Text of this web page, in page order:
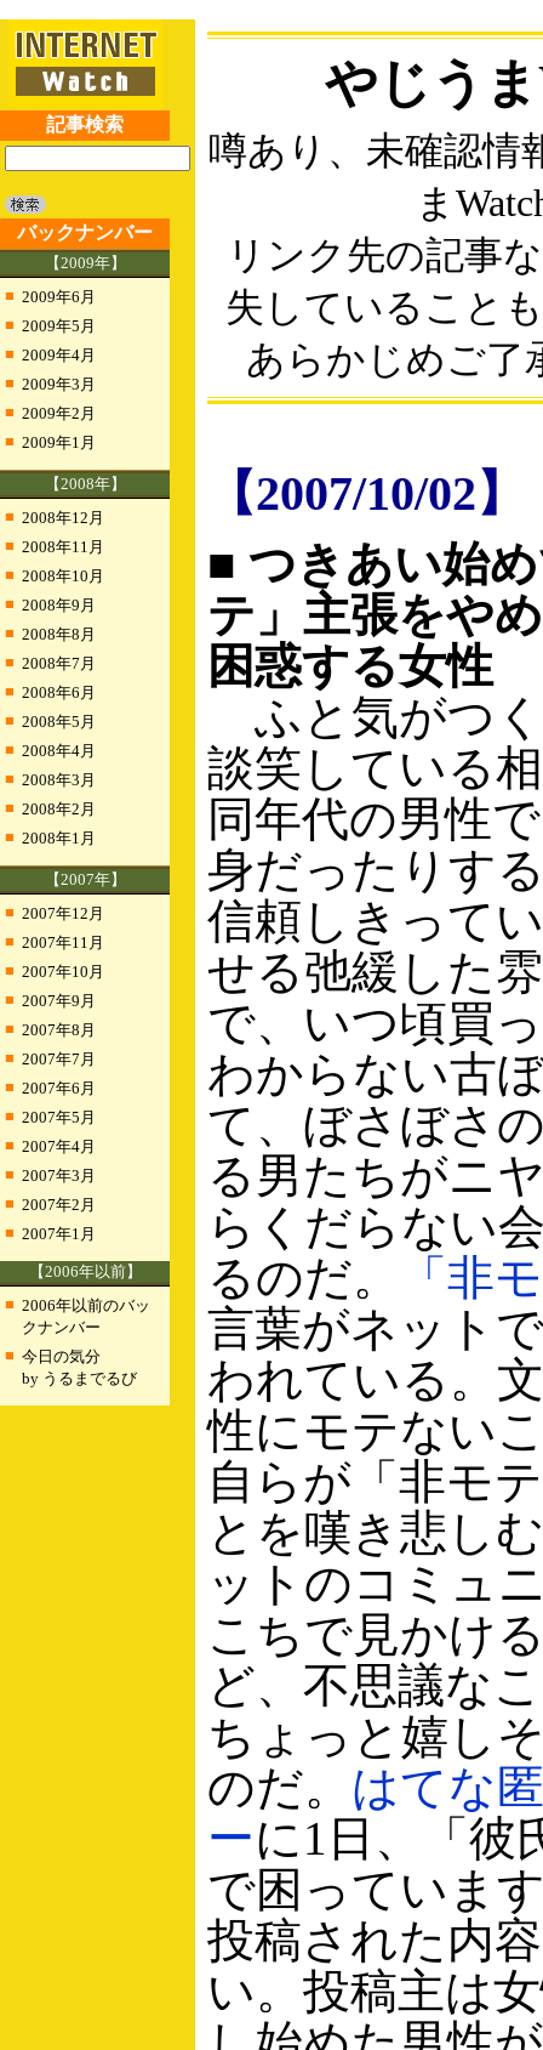
記事検索
バックナンバー
【2009年】
■ 2009年6月
■ 2009年5月
■ 2009年4月
■ 2009年3月
■ 2009年2月
■ 2009年1月
【2008年】
■ 2008年12月
■ 2008年11月
■ 2008年10月
■ 2008年9月
■ 2008年8月
■ 2008年7月
■ 2008年6月
■ 2008年5月
■ 2008年4月
■ 2008年3月
■ 2008年2月
■ 2008年1月
【2007年】
■ 2007年12月
■ 2007年11月
■ 2007年10月
■ 2007年9月
■ 2007年8月
■ 2007年7月
■ 2007年6月
■ 2007年5月
■ 2007年4月
■ 2007年3月
■ 2007年2月
■ 2007年1月
【2006年以前】
■ 2006年以前のバッ
クナンバー
■ 今日の気分
by うるまでるび
やじう
噂あり、未確認情
ま
リンク先の記事
失していること
あらかじめご了
【2007/10/02】
■ つきあい始
テ」主張をや
困惑する女性
ふと気がつ
談笑している
同年代の男性
身だったりす
信頼しきって
せる弛緩した
で、いつ頃買
わからない古
て、ぼさぼさ
る男たちがニ
らくだらない
るのだ。
「非
言葉がネット
われている。
性にモテない
自らが「非モ
とを嘆き悲し
ットのコミュ
こちで見かけ
ど、不思議な
ちょっと嬉し
のだ。 はてな
ーに1日、「彼
で困っていま
投稿された内
い。投稿主は